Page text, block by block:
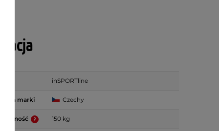
inSPORTline
marki Czechy
nośność 150 kg